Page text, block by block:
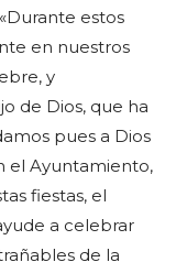
estos
en nuestros
y
de Dios, que ha
pues a Dios
el Ayuntamiento,
fiestas, el
a celebrar
de la